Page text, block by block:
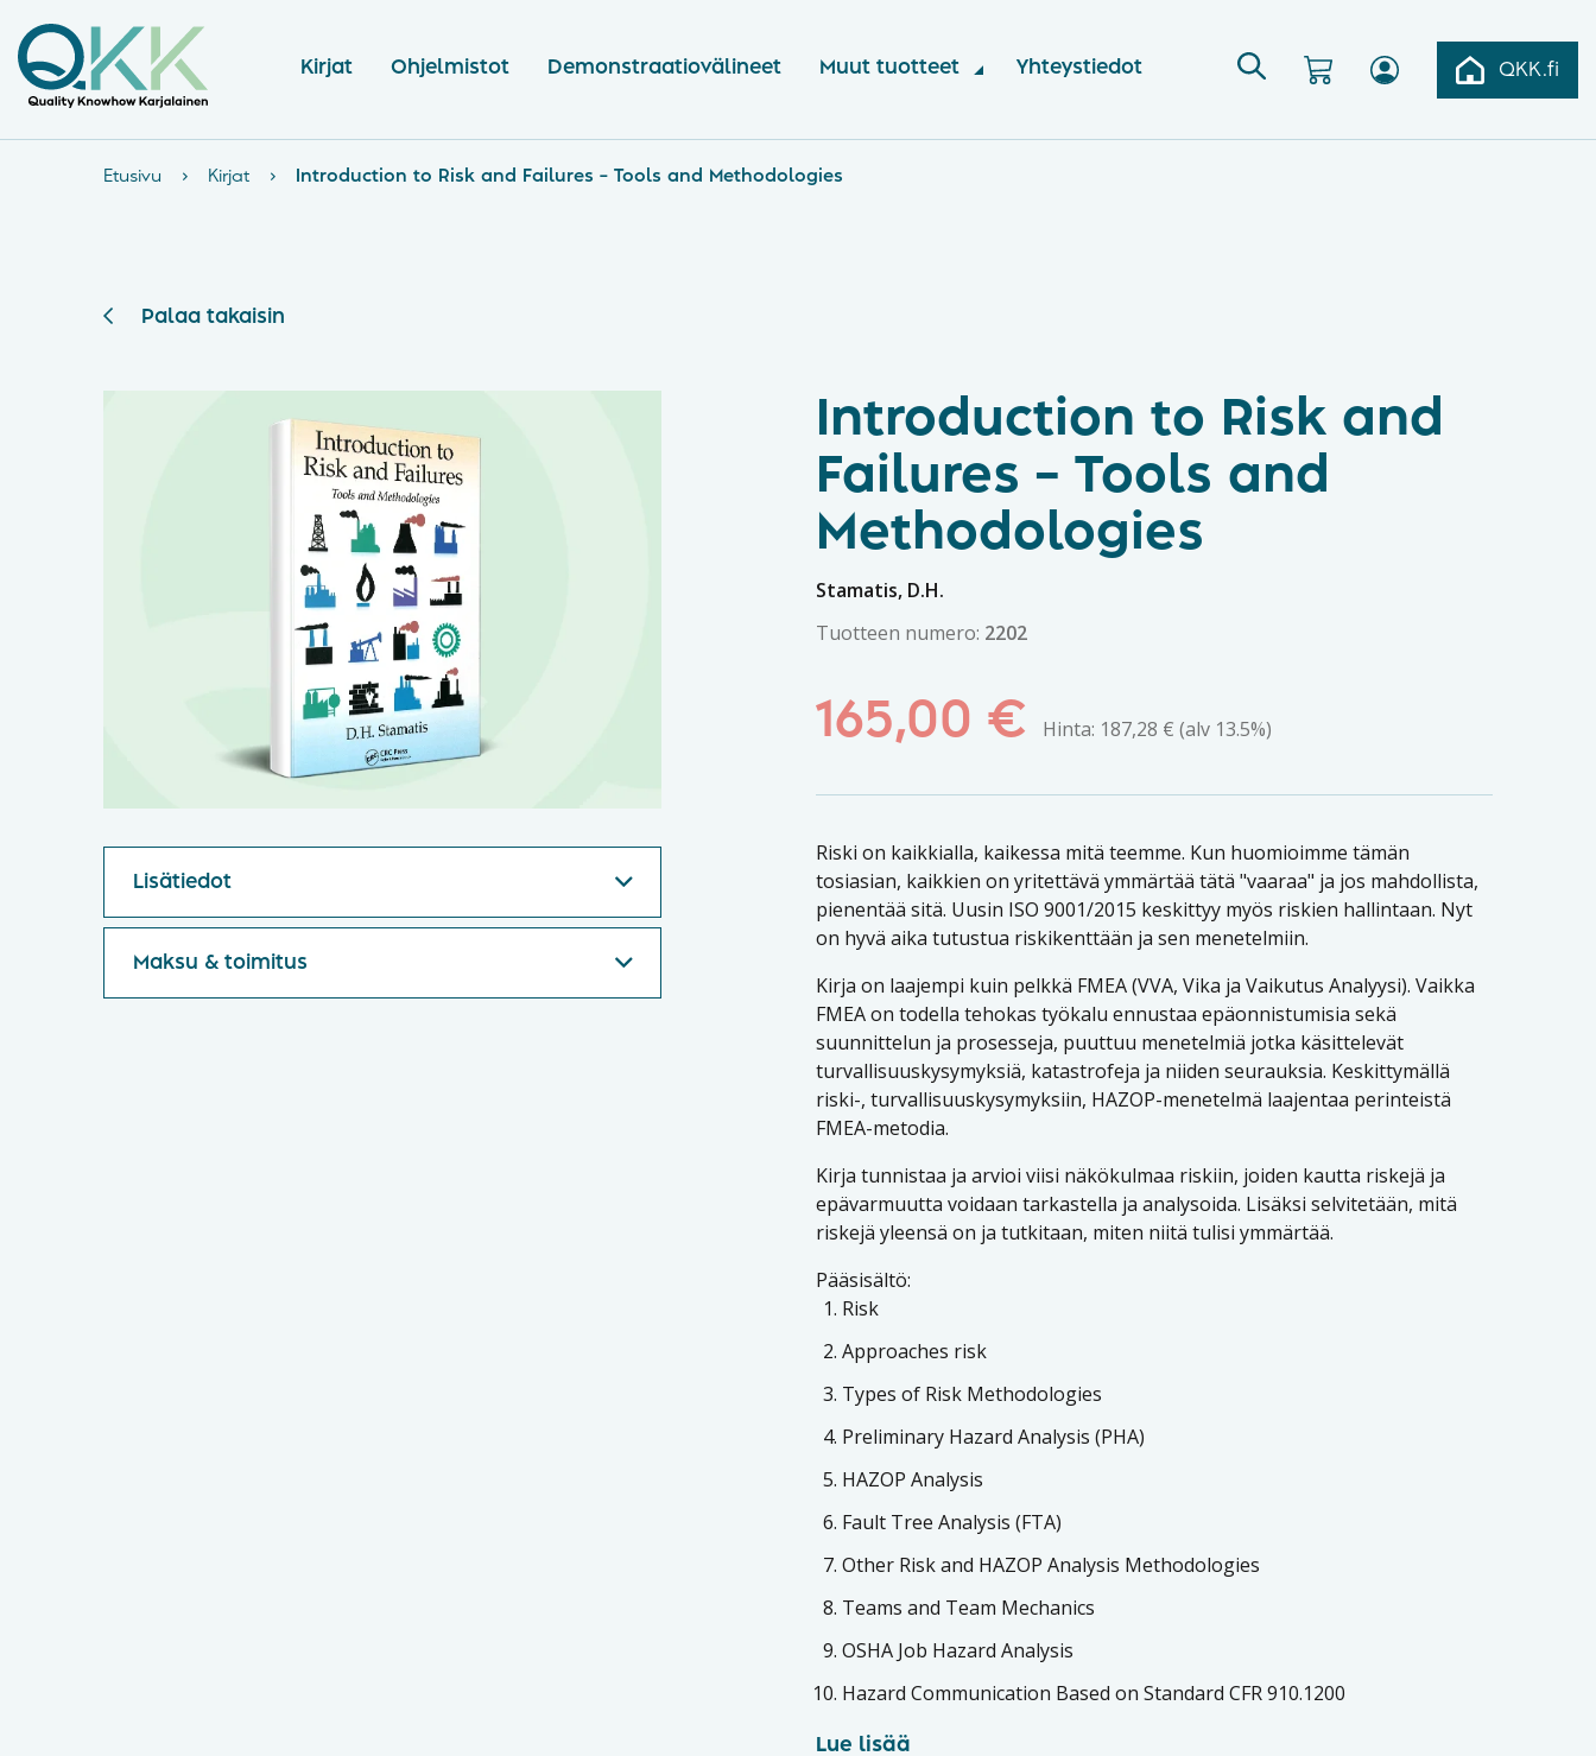
Kirjat Ohjelmistot Demonstraatiovälineet Muut tuotteet Yhteystiedot QKK.fi
Etusivu › Kirjat › Introduction to Risk and Failures – Tools and Methodologies
Palaa takaisin
Lisätiedot
Maksu & toimitus
Introduction to Risk and
Failures – Tools and
Methodologies
Stamatis, D.H.
Tuotteen numero: 2202
165,00 € Hinta: 187,28 € (alv 13.5%)
Riski on kaikkialla, kaikessa mitä teemme. Kun huomioimme tämän
tosiasian, kaikkien on yritettävä ymmärtää tätä "vaaraa" ja jos mahdollista,
pienentää sitä. Uusin ISO 9001/2015 keskittyy myös riskien hallintaan. Nyt
on hyvä aika tutustua riskikenttään ja sen menetelmiin.
Kirja on laajempi kuin pelkkä FMEA (VVA, Vika ja Vaikutus Analyysi). Vaikka
FMEA on todella tehokas työkalu ennustaa epäonnistumisia sekä
suunnittelun ja prosesseja, puuttuu menetelmiä jotka käsittelevät
turvallisuuskysymyksiä, katastrofeja ja niiden seurauksia. Keskittymällä
riski-, turvallisuuskysymyksiin, HAZOP-menetelmä laajentaa perinteistä
FMEA-metodia.
Kirja tunnistaa ja arvioi viisi näkökulmaa riskiin, joiden kautta riskejä ja
epävarmuutta voidaan tarkastella ja analysoida. Lisäksi selvitetään, mitä
riskejä yleensä on ja tutkitaan, miten niitä tulisi ymmärtää.
Pääsisältö:
Risk
Approaches risk
Types of Risk Methodologies
Preliminary Hazard Analysis (PHA)
HAZOP Analysis
Fault Tree Analysis (FTA)
Other Risk and HAZOP Analysis Methodologies
Teams and Team Mechanics
OSHA Job Hazard Analysis
Hazard Communication Based on Standard CFR 910.1200
Lue lisää